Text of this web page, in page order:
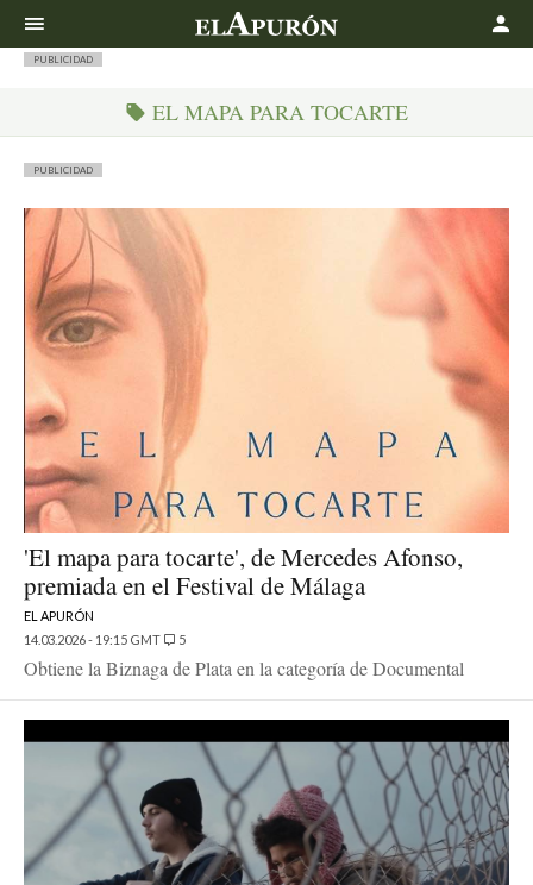
PUBLICIDAD
EL MAPA PARA TOCARTE
PUBLICIDAD
'El mapa para tocarte', de Mercedes Afonso,
premiada en el Festival de Málaga
EL APURÓN
14.03.2026 - 19:15 GMT
5
Obtiene la Biznaga de Plata en la categoría de Documental